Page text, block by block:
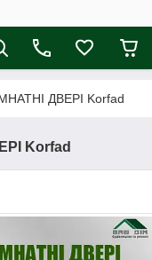
ДВЕРІ Korfad
Korfad